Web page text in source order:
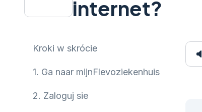
internet?
Kroki w skrócie
1. Ga naar mijnFlevoziekenhuis
2. Zaloguj sie